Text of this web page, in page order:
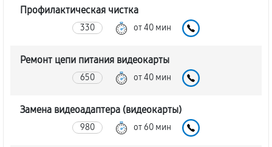
Профилактическая чистка
330 от 40 мин
Ремонт цепи питания видеокарты
650 от 40 мин
Замена видеоадаптера (видеокарты)
980 от 60 мин